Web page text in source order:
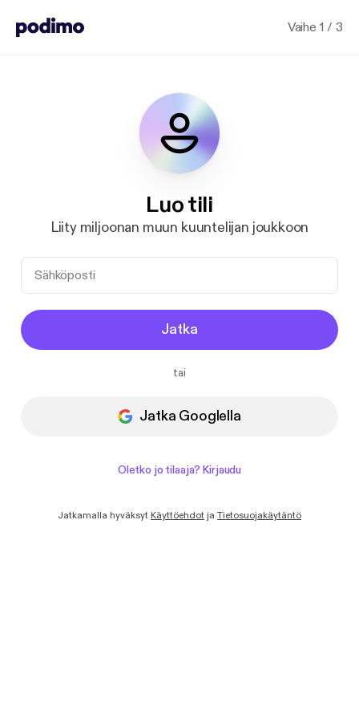
Vaihe 1 / 3
Luo tili
Liity miljoonan muun kuuntelijan joukkoon
Haluan saada sähköpostiviestejä
Jatka
tai
Jatka Googlella
Oletko jo tilaaja? Kirjaudu
Jatkamalla hyväksyt Käyttöehdot ja Tietosuojakäytäntö